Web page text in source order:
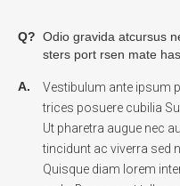
Q? Odio gravida atcursus
sters port rsen mate
A.
Vestibulum ante ipsum
trices posuere cubilia
Ut pharetra augue nec
tincidunt ac viverra sed
Quisque diam lorem